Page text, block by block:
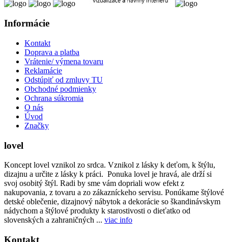
Informácie
Kontakt
Doprava a platba
Vrátenie/ výmena tovaru
Reklamácie
Odstúpiť od zmluvy TU
Obchodné podmienky
Ochrana súkromia
O nás
Úvod
Značky
lovel
Koncept lovel vznikol zo srdca. Vznikol z lásky k deťom, k štýlu,
dizajnu a určite z lásky k práci. Ponuka lovel je hravá, ale drží si
svoj osobitý štýl. Radi by sme vám dopriali wow efekt z
nakupovania, z tovaru a zo zákazníckeho servisu. Ponúkame štýlové
detské oblečenie, dizajnový nábytok a dekorácie so škandinávskym
nádychom a štýlové produkty k starostivosti o dieťatko od
slovenských a zahraničných ... viac info
Kontakt